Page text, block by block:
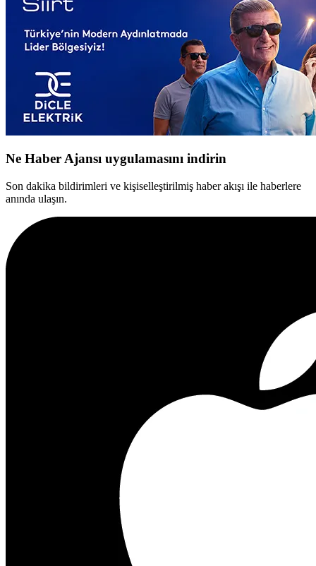
Ne Haber Ajansı uygulamasını indirin
Son dakika bildirimleri ve kişiselleştirilmiş haber akışı ile haberlere
anında ulaşın.